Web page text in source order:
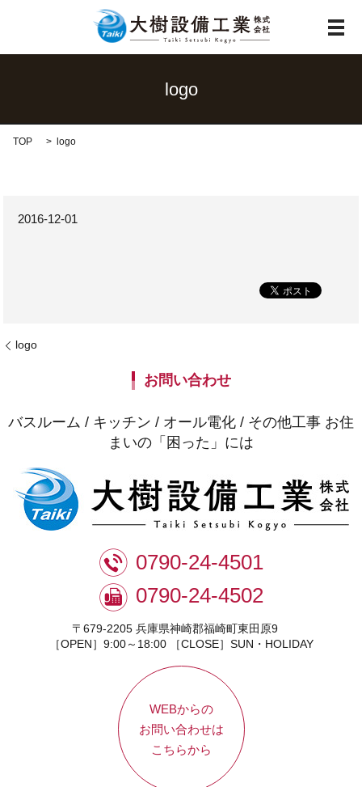
メ
logo
TOP logo
2016-12-01
logo
お問い合わせ
バスルーム / キッチン / オール電化 / その他工事 お住
まいの「困った」には
0790-24-4501
0790-24-4502
〒679-2205 兵庫県神崎郡福崎町東田原9
［OPEN］9:00～18:00 ［CLOSE］SUN・HOLIDAY
WEBからの
お問い合わせは
こちらから